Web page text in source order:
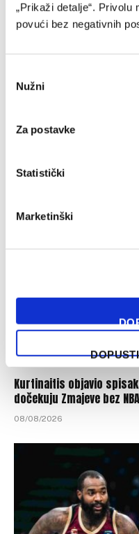
„Prikaži detalje“. Privolu
povući bez negativnih
Selection
Nužni
Za postavke
Statistički
Marketinški
Kurtinaitis objavio
dočekuju Zmajeve bez
08/08/2026